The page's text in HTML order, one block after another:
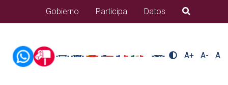
aspirantes/pdfSalida del comando:
Gobierno Participa Datos B�squeda
A+ A- A